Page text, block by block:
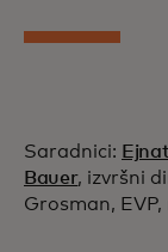
Saradnici:
Bauer, izvršni
Grosman,